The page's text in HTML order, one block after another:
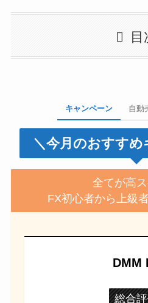
目
キャンペーン 自動
＼今月のおすす
全てが高
FX初心者から上級
DMM
総合